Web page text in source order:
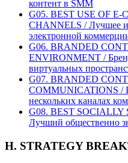
контент в SMM
G05. BEST USE OF
CHANNELS / Лучшее
электронной
G06. BRANDED
ENVIRONMENT /
виртуальных
G07. BRANDED
COMMUNICATIONS /
нескольких каналах
G08. BEST
Лучший общественно
H. STRATEGY